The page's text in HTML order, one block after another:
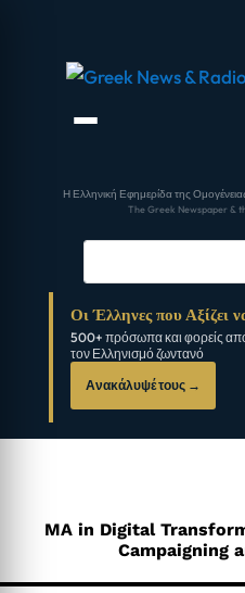
Η Ελληνική Εφημερίδα της
The Greek Newspaper &
Οι Έλληνες που Αξίζει
500+ πρόσωπα και φορείς
τον Ελληνισμό ζωντανό
Ανακάλυψέ τους →
MA in Digital
Campaigning